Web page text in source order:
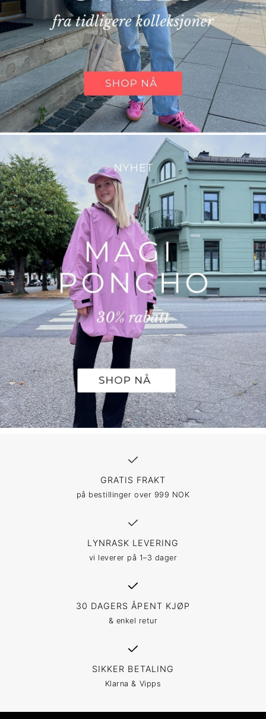
GRATIS FRAKT
på bestillinger over 999 NOK
LYNRASK LEVERING
vi leverer på 1–3 dager
30 DAGERS ÅPENT KJØP
& enkel retur
SIKKER BETALING
Klarna & Vipps